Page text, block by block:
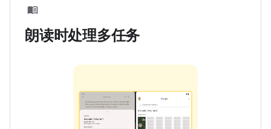
朗读时处理多任务